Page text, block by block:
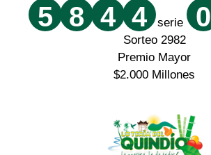
5 8 4 4 serie 0
Sorteo 2982
Premio Mayor
$2.000 Millones